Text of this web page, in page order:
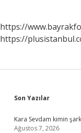
https://
https://
Sidebar
Son Yazılar
Kara Sevdam kimin
Ağustos 7, 2026